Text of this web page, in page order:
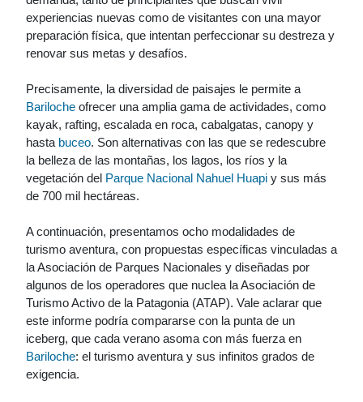
experiencias nuevas como de visitantes con una mayor
preparación física, que intentan perfeccionar su destreza y
renovar sus metas y desafíos.
Precisamente, la diversidad de paisajes le permite a
Bariloche ofrecer una amplia gama de actividades, como
kayak, rafting, escalada en roca, cabalgatas, canopy y
hasta buceo. Son alternativas con las que se redescubre
la belleza de las montañas, los lagos, los ríos y la
vegetación del Parque Nacional Nahuel Huapi y sus más
de 700 mil hectáreas.
A continuación, presentamos ocho modalidades de
turismo aventura, con propuestas específicas vinculadas a
la Asociación de Parques Nacionales y diseñadas por
algunos de los operadores que nuclea la Asociación de
Turismo Activo de la Patagonia (ATAP). Vale aclarar que
este informe podría compararse con la punta de un
iceberg, que cada verano asoma con más fuerza en
Bariloche: el turismo aventura y sus infinitos grados de
exigencia.